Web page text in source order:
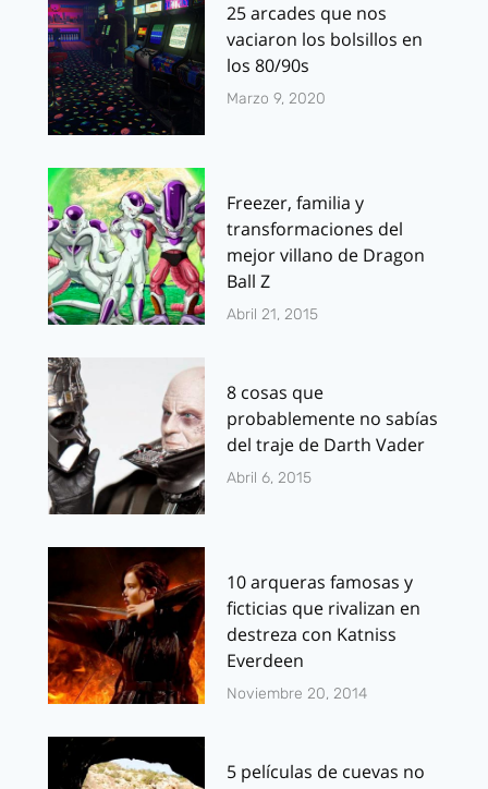
25 arcades que nos
vaciaron los bolsillos en
los 80/90s
Marzo 9, 2020
Freezer, familia y
transformaciones del
mejor villano de Dragon
Ball Z
Abril 21, 2015
8 cosas que
probablemente no sabías
del traje de Darth Vader
Abril 6, 2015
10 arqueras famosas y
ficticias que rivalizan en
destreza con Katniss
Everdeen
Noviembre 20, 2014
5 películas de cuevas no